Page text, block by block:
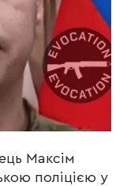
Максім
поліцією у